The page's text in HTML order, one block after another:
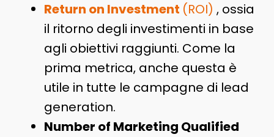
Return on Investment (ROI) , ossia
il ritorno degli investimenti in base
agli obiettivi raggiunti. Come la
prima metrica, anche questa è
utile in tutte le campagne di lead
generation.
Number of Marketing Qualified